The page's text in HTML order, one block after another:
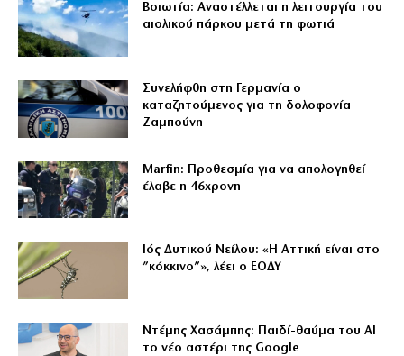
Βοιωτία: Αναστέλλεται η λειτουργία του
αιολικού πάρκου μετά τη φωτιά
Συνελήφθη στη Γερμανία ο
καταζητούμενος για τη δολοφονία
Ζαμπούνη
Marfin: Προθεσμία για να απολογηθεί
έλαβε η 46χρονη
Ιός Δυτικού Νείλου: «Η Αττική είναι στο
”κόκκινο”», λέει ο ΕΟΔΥ
Ντέμης Χασάμπης: Παιδί-θαύμα του ΑΙ
το νέο αστέρι της Google